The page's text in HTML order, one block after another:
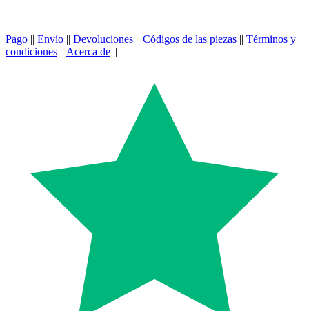
Pago || Envío || Devoluciones || Códigos de las piezas || Términos y
condiciones || Acerca de ||